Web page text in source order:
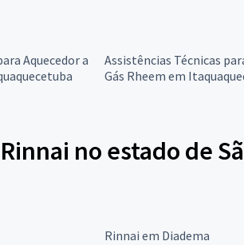
Aquecedor a
Assistências Técnicas
Gás Rheem em
no estado de
Rinnai em Diadema